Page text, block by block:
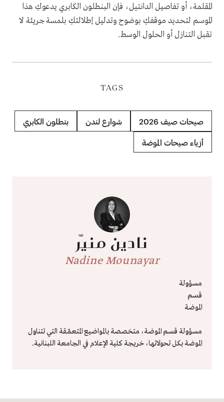
المقلمة، أو تفاصيل الدانتيل، فإن البنطلون الكابري يدعوكِ هذا
الموسم لتحديد موقفكِ بوضوح وتدليل إطلالتكِ بلمسة جريئة لا
تقبل التنازل أو الحلول الوسط.
TAGS
صيحات صيف 2026 شوارع لندن بنطلون الكابري
أزياء صيحات الموضة
نادين منيّر
Nadine Mounayar
مسؤولة
قسم
الموضة
مسؤولة قسم الموضة، متخصصة بالمواضيع المتعمّقة التي تتناول
الموضة بكل تحولاتها، خريجة كلية الإعلام في الجامعة اللبنانية.